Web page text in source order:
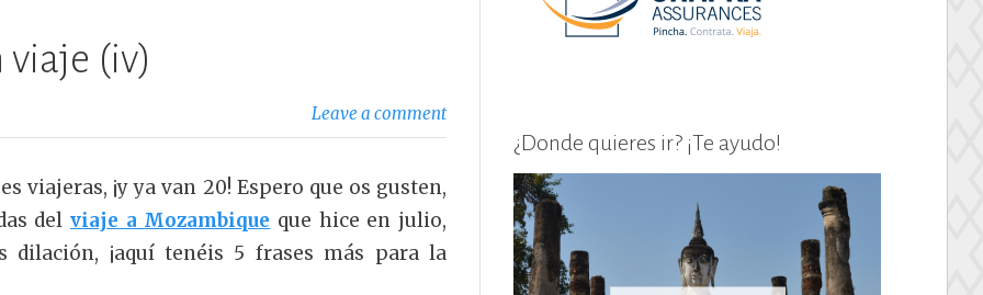
viaje (iv)
Leave a comment
viajeras, ¡y ya van 20! Espero que os gusten,
del viaje a Mozambique que hice en julio,
dilación, ¡aquí tenéis 5 frases más para la
¿Donde quieres ir? ¡Te ayudo!